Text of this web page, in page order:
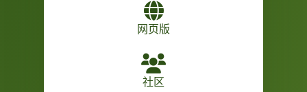
网页版
社区